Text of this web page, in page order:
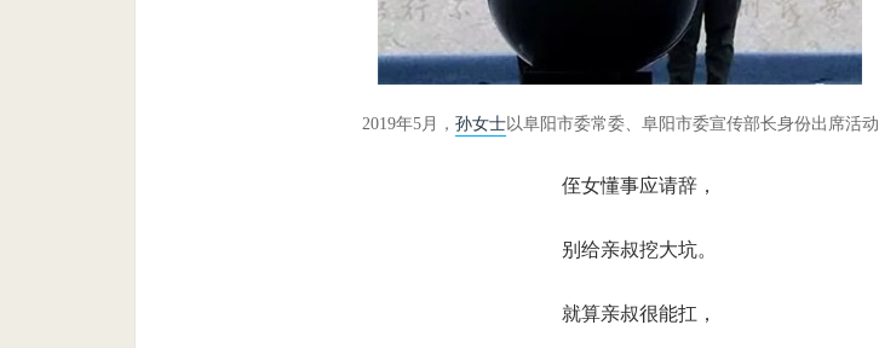
2019年5月， 孙女士以阜阳市委常委、阜阳市委宣传部长身份出席活动
侄女懂事应请辞，
别给亲叔挖大坑。
就算亲叔很能扛，